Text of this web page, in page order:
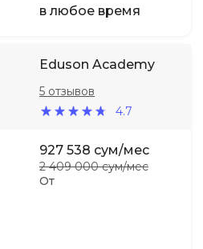
в любое время
Eduson Academy
4.7
5 отзывов
От
927 538 сум/мес
2 409 000 сум/мес